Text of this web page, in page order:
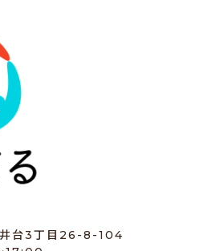
井台3丁目26-8-104